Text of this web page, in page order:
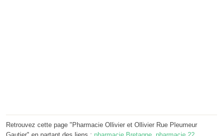
Retrouvez cette page "Pharmacie Ollivier et Ollivier Rue Pleumeur